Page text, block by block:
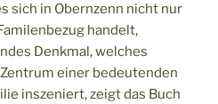
sich in Obernzenn nicht nur
handelt,
Denkmal, welches
einer bedeutenden
inszeniert, zeigt das Buch